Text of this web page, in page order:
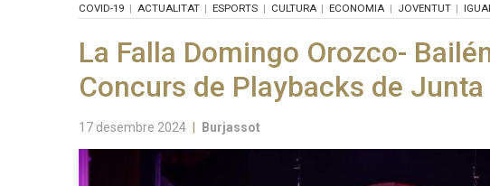
COVID-19 ACTUALITAT ESPORTS CULTURA ECONOMIA JOVENTUT
La Falla Domingo Orozco-
Concurs de Playbacks de Junta
17 desembre 2024 Burjassot